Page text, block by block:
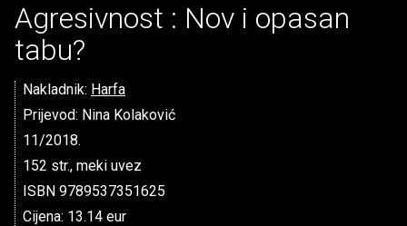
Agresivnost : Nov i opasan
tabu?
Nakladnik: Harfa
Prijevod: Nina Kolaković
11/2018.
152 str., meki uvez
ISBN 9789537351625
Cijena: 13.14 eur